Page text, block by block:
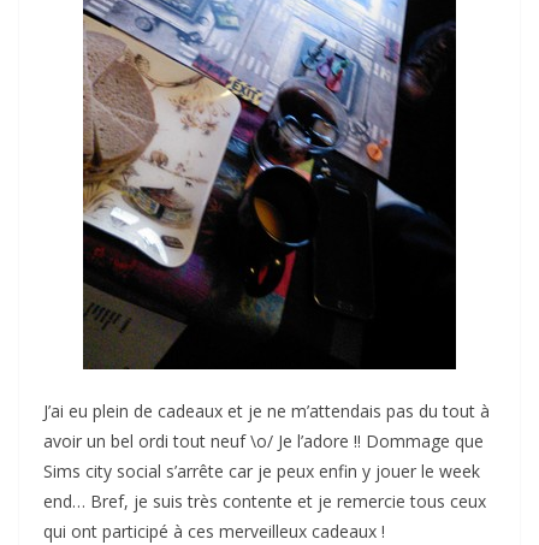
J’ai eu plein de cadeaux et je ne m’attendais pas du tout à
avoir un bel ordi tout neuf \o/ Je l’adore !! Dommage que
Sims city social s’arrête car je peux enfin y jouer le week
end… Bref, je suis très contente et je remercie tous ceux
qui ont participé à ces merveilleux cadeaux !